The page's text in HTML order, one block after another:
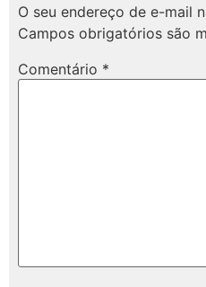
O seu endereço de e-mail
Campos obrigatórios são
Comentário *